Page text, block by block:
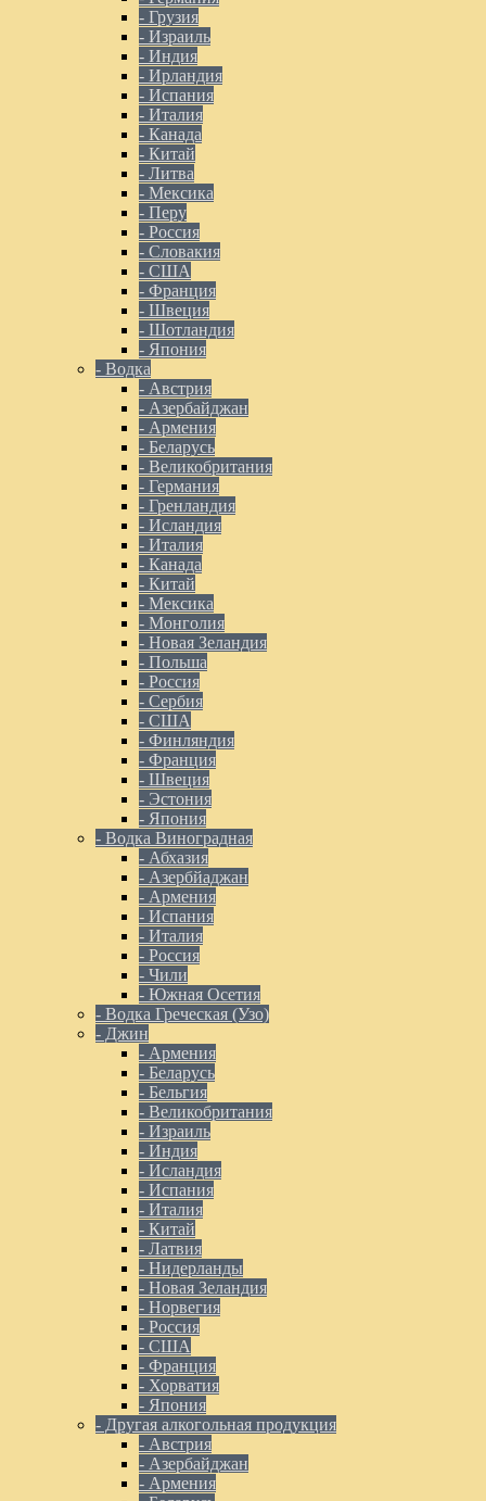
- Грузия
- Израиль
- Индия
- Ирландия
- Испания
- Италия
- Канада
- Китай
- Литва
- Мексика
- Перу
- Россия
- Словакия
- США
- Франция
- Швеция
- Шотландия
- Япония
- Водка
- Австрия
- Азербайджан
- Армения
- Беларусь
- Великобритания
- Германия
- Гренландия
- Исландия
- Италия
- Канада
- Китай
- Мексика
- Монголия
- Новая Зеландия
- Польша
- Россия
- Сербия
- США
- Финляндия
- Франция
- Швеция
- Эстония
- Япония
- Водка Виноградная
- Абхазия
- Азербйаджан
- Армения
- Испания
- Италия
- Россия
- Чили
- Южная Осетия
- Водка Греческая (Узо)
- Джин
- Армения
- Беларусь
- Бельгия
- Великобритания
- Израиль
- Индия
- Исландия
- Испания
- Италия
- Китай
- Латвия
- Нидерланды
- Новая Зеландия
- Норвегия
- Россия
- США
- Франция
- Хорватия
- Япония
- Другая алкогольная продукция
- Австрия
- Азербайджан
- Армения